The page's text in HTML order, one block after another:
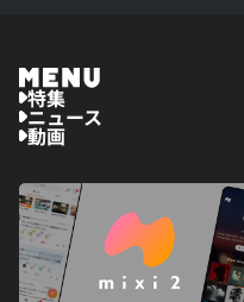
特集
ニュース
動画